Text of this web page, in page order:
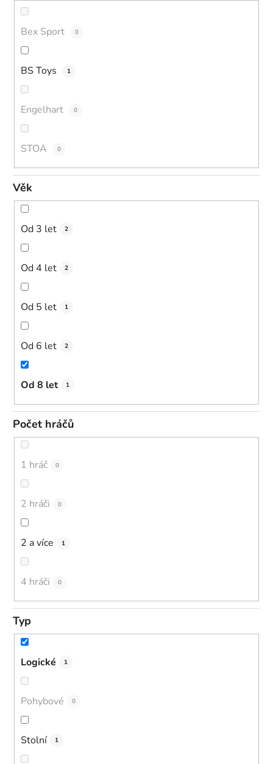
Bex Sport 0
BS Toys 1
Engelhart 0
STOA 0
Věk
Od 3 let 2
Od 4 let 2
Od 5 let 1
Od 6 let 2
Od 8 let 1
Počet hráčů
1 hráč 0
2 hráči 0
2 a více 1
4 hráči 0
Typ
Logické 1
Pohybové 0
Stolní 1